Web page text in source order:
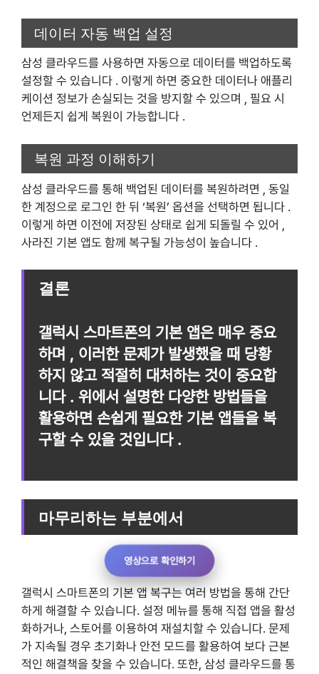
데이터 자동 백업 설정
삼성 클라우드를 사용하면 자동으로 데이터를 백업하도록
설정할 수 있습니다 . 이렇게 하면 중요한 데이터나 애플리
케이션 정보가 손실되는 것을 방지할 수 있으며 , 필요 시
언제든지 쉽게 복원이 가능합니다 .
복원 과정 이해하기
삼성 클라우드를 통해 백업된 데이터를 복원하려면 , 동일
한 계정으로 로그인 한 뒤 ‘복원’ 옵션을 선택하면 됩니다 .
이렇게 하면 이전에 저장된 상태로 쉽게 되돌릴 수 있어 ,
사라진 기본 앱도 함께 복구될 가능성이 높습니다 .
결론
갤럭시 스마트폰의 기본 앱은 매우 중요
하며 , 이러한 문제가 발생했을 때 당황
하지 않고 적절히 대처하는 것이 중요합
니다 . 위에서 설명한 다양한 방법들을
활용하면 손쉽게 필요한 기본 앱들을 복
구할 수 있을 것입니다 .
마무리하는 부분에서
영상으로 확인하기
갤럭시 스마트폰의 기본 앱 복구는 여러 방법을 통해 간단
하게 해결할 수 있습니다. 설정 메뉴를 통해 직접 앱을 활성
화하거나, 스토어를 이용하여 재설치할 수 있습니다. 문제
가 지속될 경우 초기화나 안전 모드를 활용하여 보다 근본
적인 해결책을 찾을 수 있습니다. 또한, 삼성 클라우드를 통